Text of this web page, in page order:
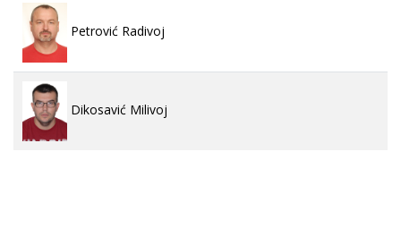
Petrović Radivoj
Dikosavić Milivoj